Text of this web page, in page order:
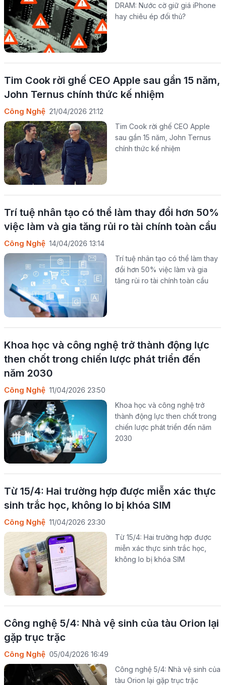
DRAM: Nước cờ giữ giá iPhone
hay chiêu ép đối thủ?
Tim Cook rời ghế CEO Apple sau gần 15 năm,
John Ternus chính thức kế nhiệm
Công Nghệ 21/04/2026 21:12
Tim Cook rời ghế CEO Apple
sau gần 15 năm, John Ternus
chính thức kế nhiệm
Trí tuệ nhân tạo có thể làm thay đổi hơn 50%
việc làm và gia tăng rủi ro tài chính toàn cầu
Công Nghệ 14/04/2026 13:14
Trí tuệ nhân tạo có thể làm thay
đổi hơn 50% việc làm và gia
tăng rủi ro tài chính toàn cầu
Khoa học và công nghệ trở thành động lực
then chốt trong chiến lược phát triển đến
năm 2030
Công Nghệ 11/04/2026 23:50
Khoa học và công nghệ trở
thành động lực then chốt trong
chiến lược phát triển đến năm
2030
Từ 15/4: Hai trường hợp được miễn xác thực
sinh trắc học, không lo bị khóa SIM
Công Nghệ 11/04/2026 23:30
Từ 15/4: Hai trường hợp được
miễn xác thực sinh trắc học,
không lo bị khóa SIM
Công nghệ 5/4: Nhà vệ sinh của tàu Orion lại
gặp trục trặc
Công Nghệ 05/04/2026 16:49
Công nghệ 5/4: Nhà vệ sinh của
tàu Orion lại gặp trục trặc